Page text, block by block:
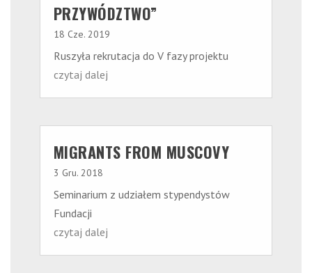
PRZYWÓDZTWO”
18 Cze. 2019
Ruszyła rekrutacja do V fazy projektu
czytaj dalej
MIGRANTS FROM MUSCOVY
3 Gru. 2018
Seminarium z udziałem stypendystów
Fundacji
czytaj dalej